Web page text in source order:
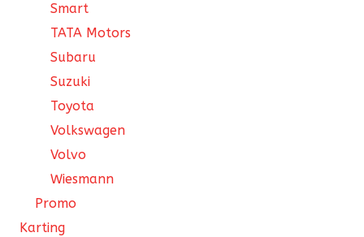
Smart
TATA Motors
Subaru
Suzuki
Toyota
Volkswagen
Volvo
Wiesmann
Promo
Karting